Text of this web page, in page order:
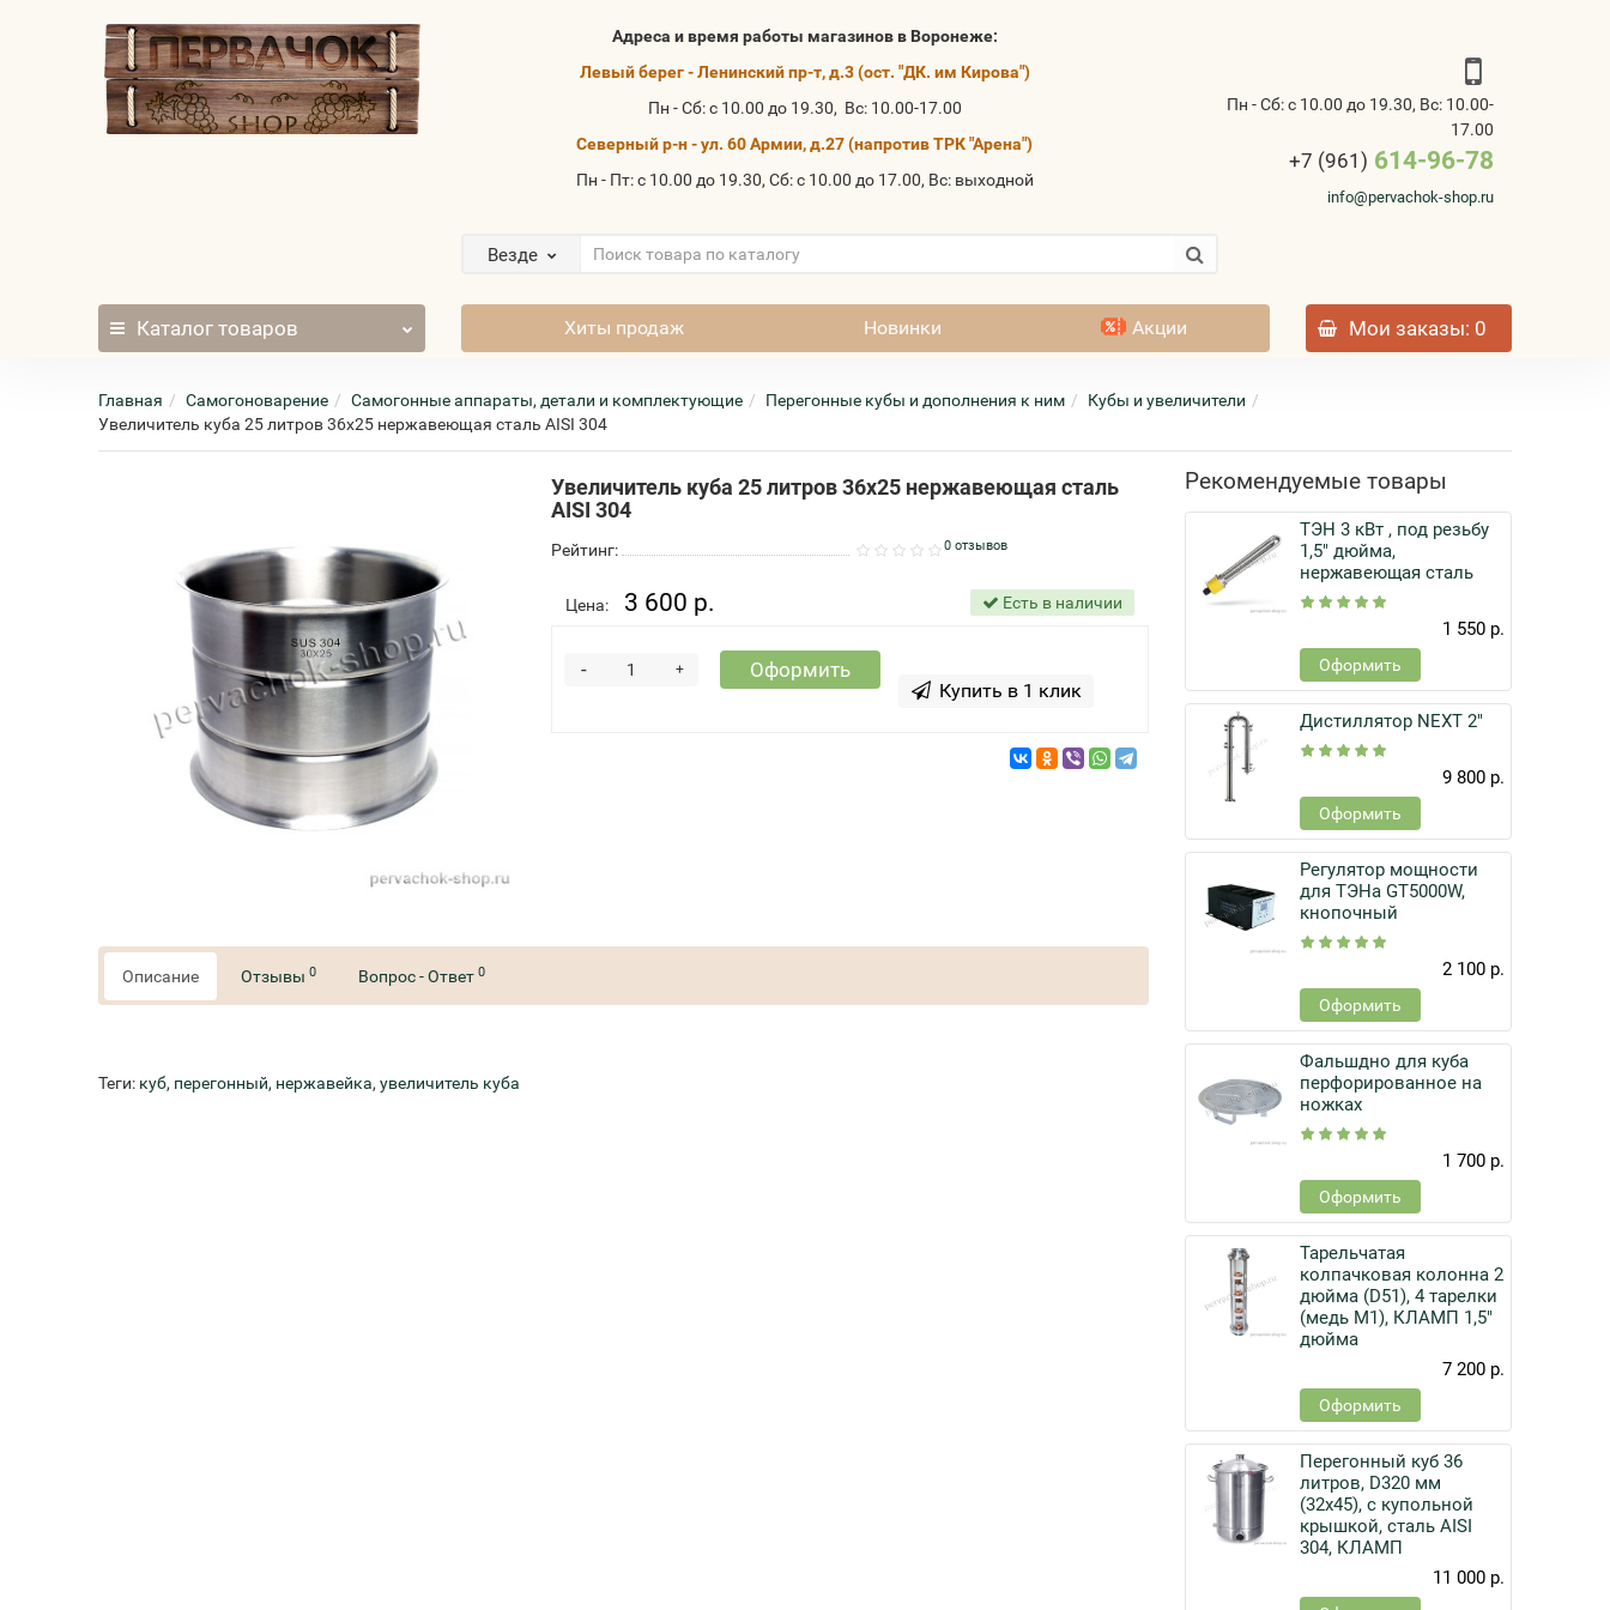
Адреса и время работы магазинов в Воронеже:
Левый берег - Ленинский пр-т, д.3 (ост. "ДК. им Кирова")
Пн - Сб: с 10.00 до 19.30, Вс: 10.00-17.00
Северный р-н - ул. 60 Армии, д.27 (напротив ТРК "Арена")
Пн - Пт: с 10.00 до 19.30, Сб: с 10.00 до 17.00, Вс: выходной
Везде
Пн - Сб: с 10.00 до 19.30, Вс: 10.00-
17.00
+7 (961) 614-96-78
info@pervachok-shop.ru
Каталог товаров Хиты продаж Новинки Акции Мои заказы: 0
Главная Самогоноварение Самогонные аппараты, детали и комплектующие Перегонные кубы и дополнения к ним
Кубы и увеличители
Увеличитель куба 25 литров 36x25 нержавеющая сталь AISI 304
Увеличитель куба 25 литров 36x25 нержавеющая сталь
AISI 304
Рейтинг: 0 отзывов
Цена: 3 600 р. Есть в наличии
+
- Оформить
Купить в 1 клик
Описание Отзывы0 Вопрос - Ответ0
Теги: куб, перегонный, нержавейка,увеличитель куба
Рекомендуемые товары
ТЭН 3 кВт , под резьбу
1,5" дюйма,
нержавеющая сталь
1 550 р.
Оформить
Дистиллятор NEXT 2"
9 800 р.
Оформить
Регулятор мощности
для ТЭНа GT5000W,
кнопочный
2 100 р.
Оформить
Фальшдно для куба
перфорированное на
ножках
1 700 р.
Оформить
Тарельчатая
колпачковая колонна 2
дюйма (D51), 4 тарелки
(медь М1), КЛАМП 1,5"
дюйма
7 200 р.
Оформить
Перегонный куб 36
литров, D320 мм
(32х45), с купольной
крышкой, сталь AISI
304, КЛАМП
11 000 р.